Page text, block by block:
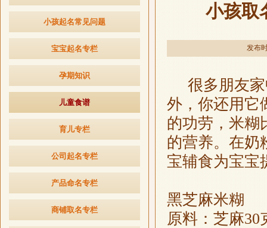
小孩起名常见问题
宝宝起名专栏
孕期知识
儿童食谱
育儿专栏
公司起名专栏
产品命名专栏
商铺取名专栏
小孩取
发布
很多朋友家
外，你还用它
的功劳，米糊
的营养。在奶
宝辅食为宝宝
黑芝麻米糊
原料：芝麻30